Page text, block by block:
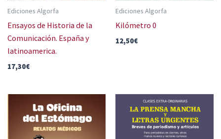
Ediciones Algorfa
Ensayos de Historia de la
Comunicación. España y
latinoamerica.
17,30€
Ediciones Algorfa
Kilómetro 0
12,50€